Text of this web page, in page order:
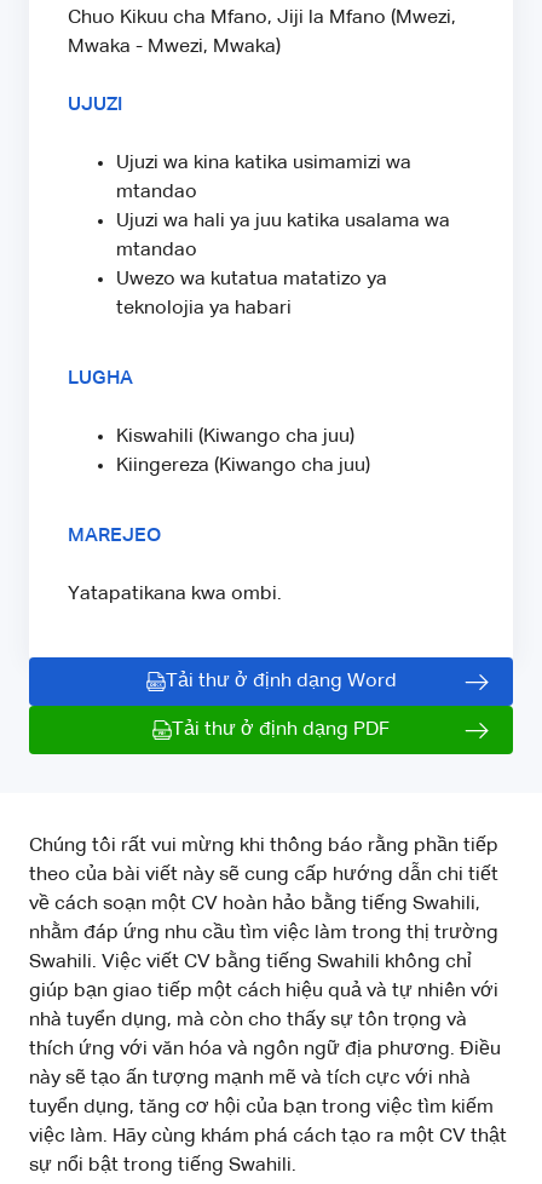
Chuo Kikuu cha Mfano, Jiji la Mfano (Mwezi,
Mwaka - Mwezi, Mwaka)
UJUZI
Ujuzi wa kina katika usimamizi wa
mtandao
Ujuzi wa hali ya juu katika usalama wa
mtandao
Uwezo wa kutatua matatizo ya
teknolojia ya habari
LUGHA
Kiswahili (Kiwango cha juu)
Kiingereza (Kiwango cha juu)
MAREJEO
Yatapatikana kwa ombi.
Tải thư ở định dạng Word
Tải thư ở định dạng PDF
Chúng tôi rất vui mừng khi thông báo rằng phần tiếp
theo của bài viết này sẽ cung cấp hướng dẫn chi tiết
về cách soạn một CV hoàn hảo bằng tiếng Swahili,
nhằm đáp ứng nhu cầu tìm việc làm trong thị trường
Swahili. Việc viết CV bằng tiếng Swahili không chỉ
giúp bạn giao tiếp một cách hiệu quả và tự nhiên với
nhà tuyển dụng, mà còn cho thấy sự tôn trọng và
thích ứng với văn hóa và ngôn ngữ địa phương. Điều
này sẽ tạo ấn tượng mạnh mẽ và tích cực với nhà
tuyển dụng, tăng cơ hội của bạn trong việc tìm kiếm
việc làm. Hãy cùng khám phá cách tạo ra một CV thật
sự nổi bật trong tiếng Swahili.